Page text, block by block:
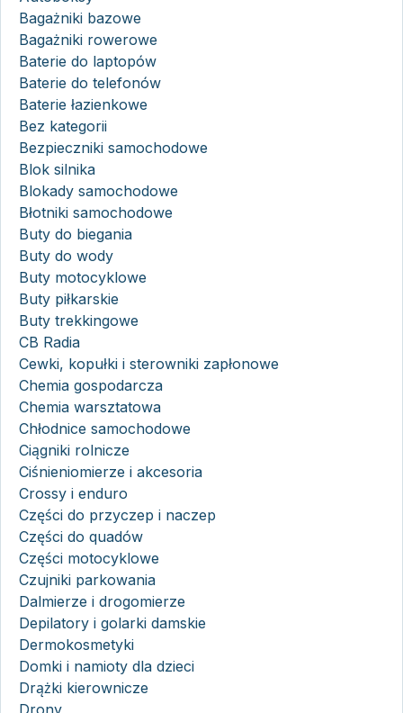
Bagażniki bazowe
Bagażniki rowerowe
Baterie do laptopów
Baterie do telefonów
Baterie łazienkowe
Bez kategorii
Bezpieczniki samochodowe
Blok silnika
Blokady samochodowe
Błotniki samochodowe
Buty do biegania
Buty do wody
Buty motocyklowe
Buty piłkarskie
Buty trekkingowe
CB Radia
Cewki, kopułki i sterowniki zapłonowe
Chemia gospodarcza
Chemia warsztatowa
Chłodnice samochodowe
Ciągniki rolnicze
Ciśnieniomierze i akcesoria
Crossy i enduro
Części do przyczep i naczep
Części do quadów
Części motocyklowe
Czujniki parkowania
Dalmierze i drogomierze
Depilatory i golarki damskie
Dermokosmetyki
Domki i namioty dla dzieci
Drążki kierownicze